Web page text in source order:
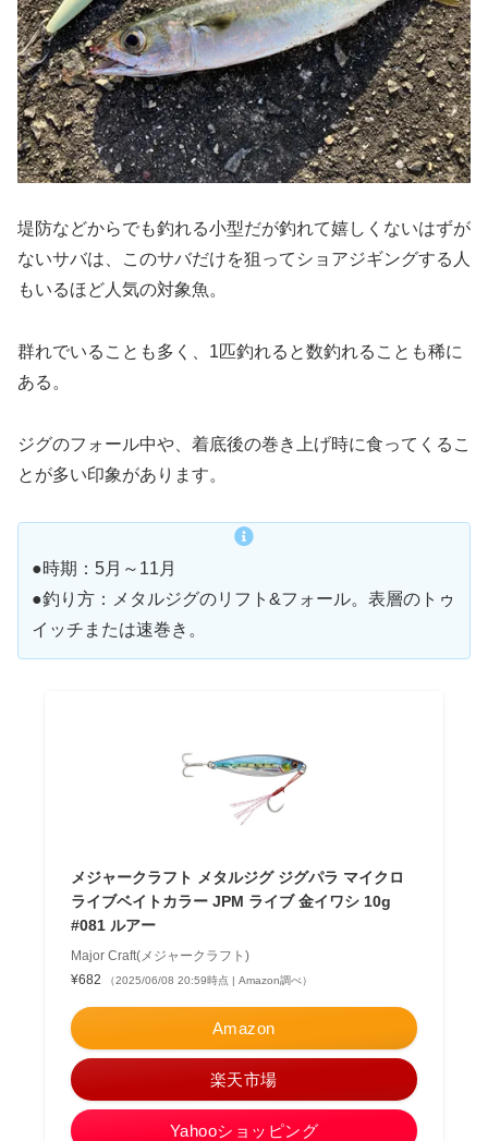
堤防などからでも釣れる小型だが釣れて嬉しくないはずが
ないサバは、このサバだけを狙ってショアジギングする人
もいるほど人気の対象魚。
群れでいることも多く、1匹釣れると数釣れることも稀に
ある。
ジグのフォール中や、着底後の巻き上げ時に食ってくるこ
とが多い印象があります。
●時期：5月～11月
●釣り方：メタルジグのリフト&フォール。表層のトゥ
イッチまたは速巻き。
メジャークラフト メタルジグ ジグパラ マイクロ
ライブベイトカラー JPM ライブ 金イワシ 10g
#081 ルアー
Major Craft(メジャークラフト)
¥682
（2025/06/08 20:59時点 | Amazon調べ）
Amazon
楽天市場
Yahooショッピング